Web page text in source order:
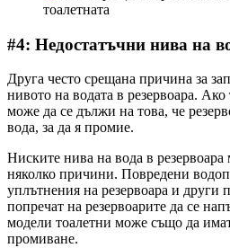
#4: Недостатъчни нива на
Друга често срещана причина за
нивото на водата в резервоара. Ако
може да се дължи на това, че
вода, за да я промие.
Ниските нива на вода в резервоара
няколко причини. Повредени
уплътнения на резервоара и други
попречат на резервоарите да се
модели тоалетни може също да
промиване.